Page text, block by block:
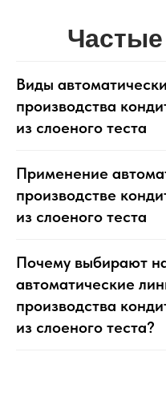
Частые
Виды
производства
из слоеного теста
Применение
производстве
из слоеного теста
Почему выбирают
автоматические
производства
из слоеного теста?